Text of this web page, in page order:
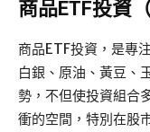
商品ETF投資
商品ETF投資，是專
白銀、原油、黃豆、
勢，不但使投資組合
衝的空間，特別在股